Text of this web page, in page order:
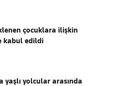
çocuklara ilişkin
kabul edildi
yaşlı yolcular arasında